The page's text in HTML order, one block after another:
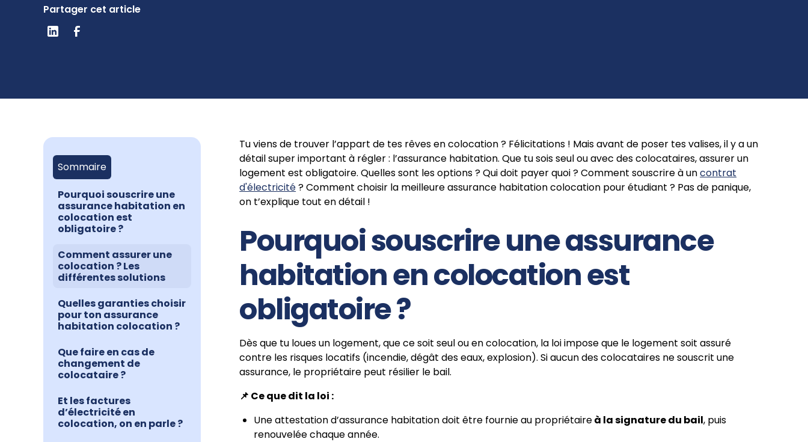
Partager cet article
Sommaire
Pourquoi souscrire une
assurance habitation en
colocation est
obligatoire ?
Comment assurer une
colocation ? Les
différentes solutions
Quelles garanties choisir
pour ton assurance
habitation colocation ?
Que faire en cas de
changement de
colocataire ?
Et les factures
d’électricité en
colocation, on en parle ?
Tu viens de trouver l’appart de tes rêves en colocation ? Félicitations ! Mais avant de poser tes valises, il y a un
détail super important à régler : l’assurance habitation. Que tu sois seul ou avec des colocataires, assurer un
logement est obligatoire. Quelles sont les options ? Qui doit payer quoi ? Comment souscrire à uncontrat
d'électricité? Comment choisir la meilleure assurance habitation colocation pour étudiant ? Pas de panique,
on t’explique tout en détail !
Pourquoi souscrire une assurance
habitation en colocation est
obligatoire ?
Dès que tu loues un logement, que ce soit seul ou en colocation, la loi impose que le logement soit assuré
contre les risques locatifs (incendie, dégât des eaux, explosion). Si aucun des colocataires ne souscrit une
assurance, le propriétaire peut résilier le bail.
📌 Ce que dit la loi :
Une attestation d’assurance habitation doit être fournie au propriétaireà la signature du bail, puis
renouvelée chaque année.